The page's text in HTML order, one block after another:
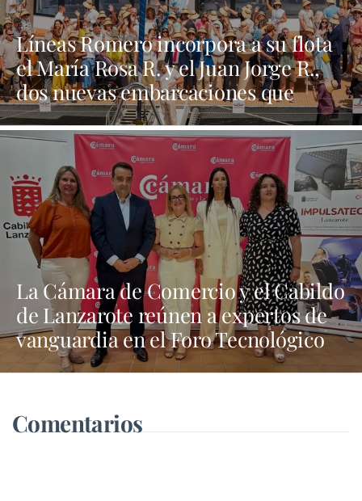
Líneas Romero incorpora a su flota
el María Rosa R. y el Juan Jorge R.,
dos nuevas embarcaciones que
refuerzan su apuesta por la
innovación y la sostenibilidad
La Cámara de Comercio y el Cabildo
de Lanzarote reúnen a expertos de
vanguardia en el Foro Tecnológico
“Tech Nexus”
Comentarios